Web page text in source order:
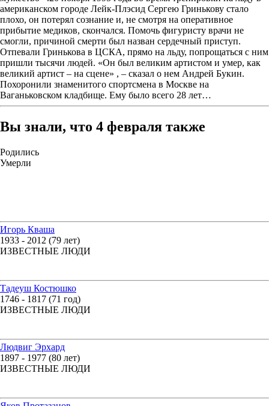
американском городе Лейк-Плэсид Сергею Гринькову стало
плохо, он потерял сознание и, не смотря на оперативное
прибытие медиков, скончался. Помочь фигуристу врачи не
смогли, причиной смерти был назван сердечный приступ.
Отпевали Гринькова в ЦСКА, прямо на льду, попрощаться с ним
пришли тысячи людей. «Он был великим артистом и умер, как
великий артист – на сцене» , – сказал о нем Андрей Букин.
Похоронили знаменитого спортсмена в Москве на
Ваганьковском кладбище. Ему было всего 28 лет…
Вы знали, что 4 февраля также
Родились
Умерли
Игорь Кваша
1933 - 2012 (79 лет)
ИЗВЕСТНЫЕ ЛЮДИ
Тадеуш Костюшко
1746 - 1817 (71 год)
ИЗВЕСТНЫЕ ЛЮДИ
Людвиг Эрхард
1897 - 1977 (80 лет)
ИЗВЕСТНЫЕ ЛЮДИ